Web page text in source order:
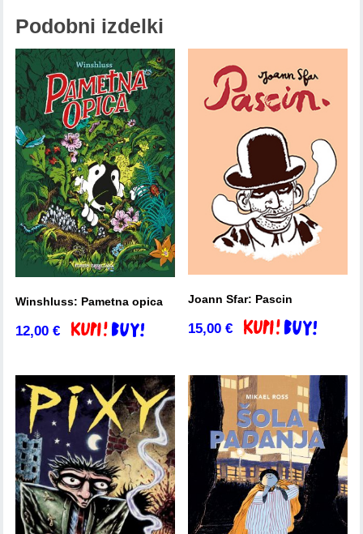
Podobni izdelki
Winshluss: Pametna opica
12,00€ Dodaj v košarico
Joann Sfar: Pascin
15,00€ Dodaj v košarico